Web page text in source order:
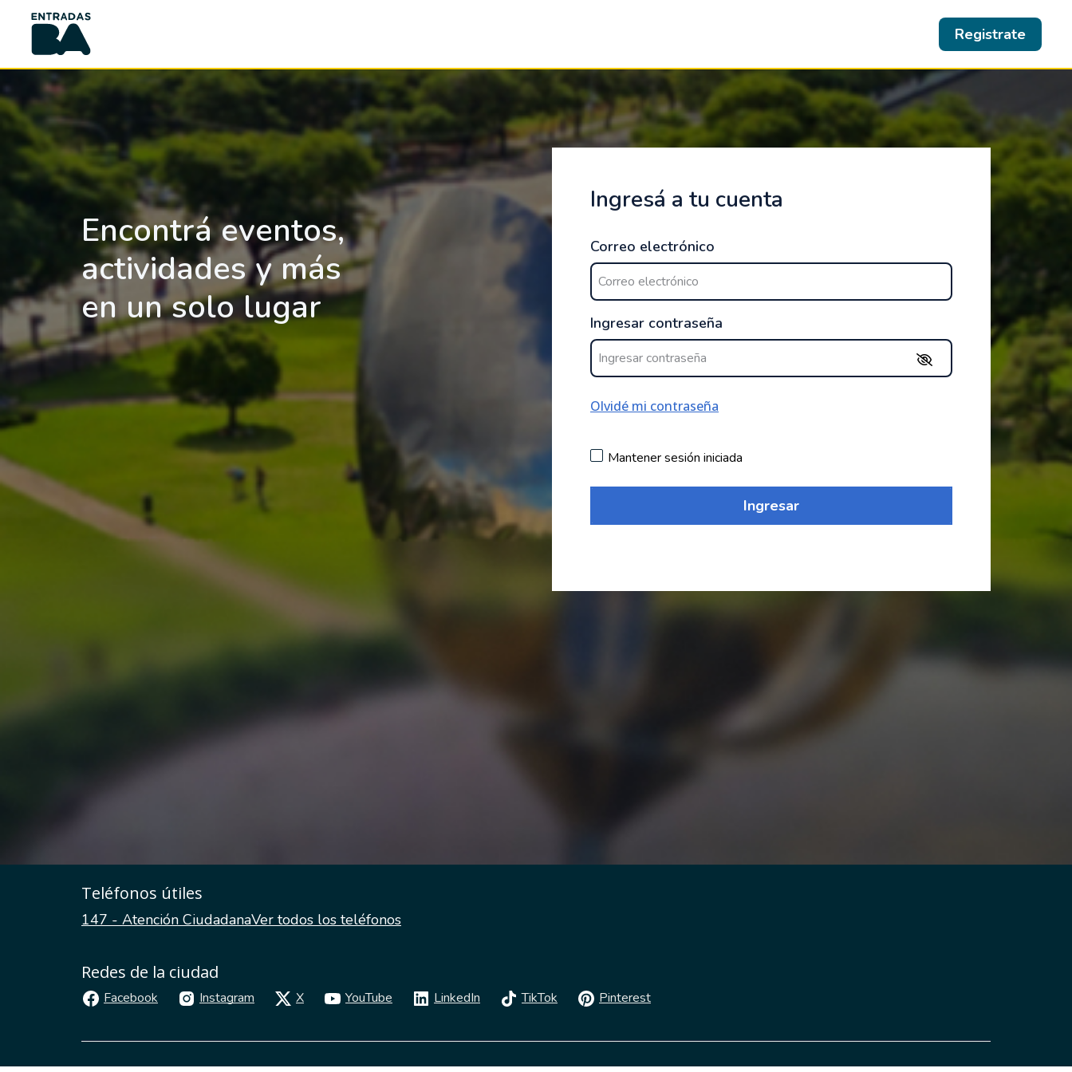
Registrate
Encontrá eventos,
actividades y más
en un solo lugar
Ingresá a tu cuenta
Correo electrónico
Ingresar contraseña
Olvidé mi contraseña
Mantener sesión iniciada
Ingresar
Teléfonos útiles
147 - Atención CiudadanaVer todos los teléfonos
Redes de la ciudad
Facebook Instagram X YouTube LinkedIn TikTok Pinterest